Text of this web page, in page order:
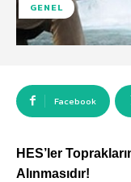
GENEL
Facebook
HES’ler
Alınmasıdır!